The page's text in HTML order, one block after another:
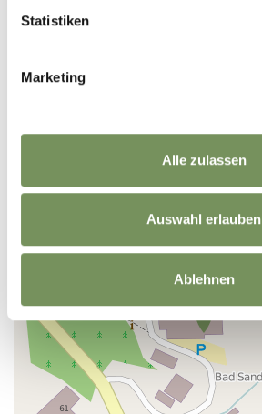
Statistiken
Marketing
Alle zulassen
Auswahl erlauben
Ablehnen